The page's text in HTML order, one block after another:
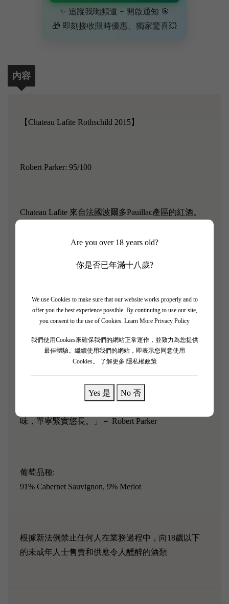
Are you over 18 years old?
你是否已年滿十八歲?
We use Cookies to make sure that our website works properly and to
offer you the best experience possible. By continuing to use our site,
you consent to the use of Cookies. Learn More Privacy Policy
我們使用Cookies來確保我們的網站正常運作，並致力為您提供
最佳體驗。繼續使用我們的網站，即表示您同意使用
Cookies。
了解更多 隱私權政策
Yes 是 No 否
✨ 追蹤我哋頻道 + 開啟通知 🎯
🎁 即刻接收限時優惠、獨家驚喜💥
內容
【Chateau Lafite Rothschild 2015】
Robert Parker: 95/100
Chateau Lafite 來自法國波爾多Pauillac產區的紅酒。
Rothschild家族所有。Lafite的大名可謂是家喻戶曉，
Lafite 。至於Lafite的品質無論是哪一個年份，介紹
貴。細細品鑑下，這款酒有著美麗、溫柔且大方的靈
魂和優雅、精緻且細膩的葡萄酒風格。
「Chateau Lafite Rothschild 2015呈深石榴紅色調，前
期散發著大量的雪鬆氣息， 以黑覆盆子、紅醋栗和
碎李子味道为核心，带有雪茄盒、紫羅蘭和灌木叢的
味，單寧緊實悠長。」－ Robert Parker
葡萄品種:
91% Cabernet Sauvignon, 9% Merlot
根據新法例禁止任何人在業務過程中，向18歲以下
的未成年人士售賣和供應令人醺醉的酒類